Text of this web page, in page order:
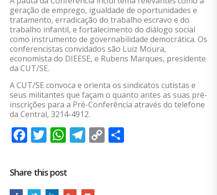
geração de emprego, igualdade de oportunidades e
tratamento, erradicação do trabalho escravo e do
trabalho infantil, e fortalecimento do diálogo social
como instrumento de governabilidade democrática. Os
conferencistas convidados são Luiz Moura,
economista do DIEESE, e Rubens Marques, presidente
da CUT/SE.
A CUT/SE convoca e orienta os sindicatos cutistas e
seus militantes que façam o quanto antes as suas pré-
inscrições para a Pré-Conferência através do telefone
da Central, 3214-4912.
Facebook
Twitter
WhatsApp
Telegram
Copy
Share this post